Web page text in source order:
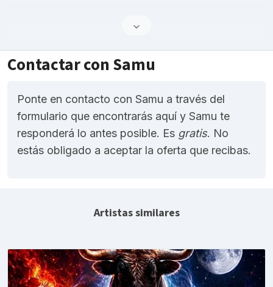
Contactar con Samu
Ponte en contacto con Samu a través del
formulario que encontrarás aquí y Samu te
responderá lo antes posible. Es gratis. No
estás obligado a aceptar la oferta que recibas.
Artistas similares